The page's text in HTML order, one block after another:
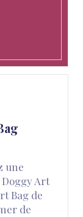
une
Art
Bag de
de